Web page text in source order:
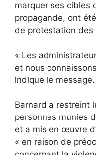
marquer ses cibles
propagande, ont été
de protestation
« Les
et nous
indique le message.
Barnard a restreint
personnes munies
et a mis en œuvre
« en raison de